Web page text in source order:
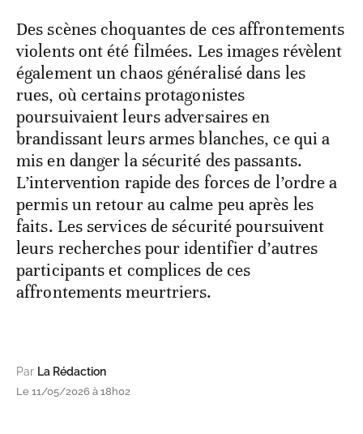
Des scènes choquantes de ces affrontements
violents ont été filmées. Les images révèlent
également un chaos généralisé dans les
rues, où certains protagonistes
poursuivaient leurs adversaires en
brandissant leurs armes blanches, ce qui a
mis en danger la sécurité des passants.
L’intervention rapide des forces de l’ordre a
permis un retour au calme peu après les
faits. Les services de sécurité poursuivent
leurs recherches pour identifier d’autres
participants et complices de ces
affrontements meurtriers.
Par La Rédaction
Le 11/05/2026 à 18h02